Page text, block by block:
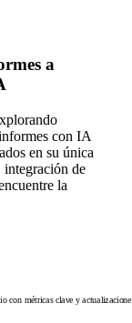
a
con IA
en su única
de
la
con métricas clave y